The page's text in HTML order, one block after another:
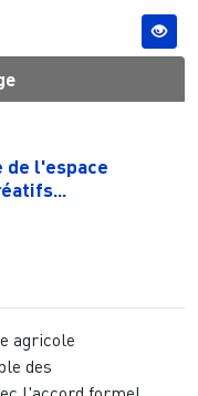
l'espace
agricole
des